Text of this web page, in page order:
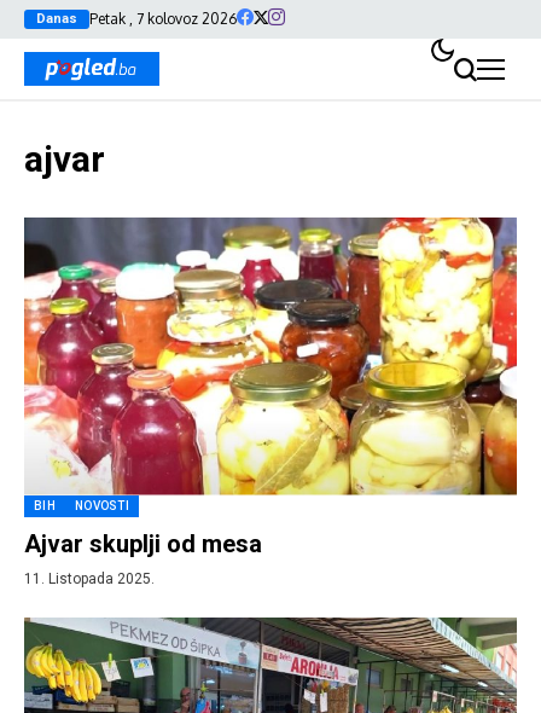
Danas Petak , 7 kolovoz 2026
ajvar
BIH NOVOSTI
Ajvar skuplji od mesa
11. Listopada 2025.